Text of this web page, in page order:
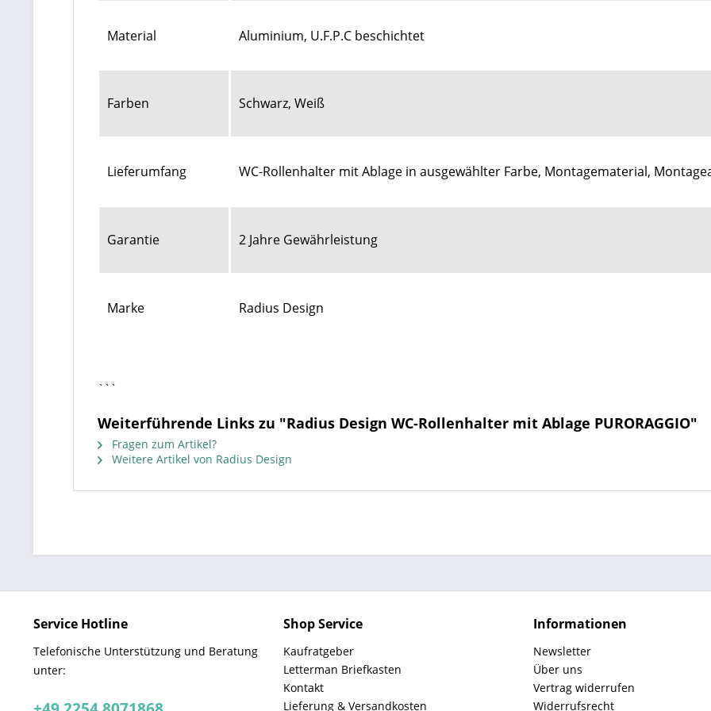
Material Aluminium, U.F.P.C beschichtet
Farben Schwarz, Weiß
Lieferumfang WC-Rollenhalter mit Ablage in ausgewählter Farbe, Montagematerial,
Garantie 2 Jahre Gewährleistung
Marke Radius Design
```
Weiterführende Links zu "Radius Design WC-Rollenhalter mit Ablage PURORAGGIO"
Fragen zum Artikel?
Weitere Artikel von Radius Design
Service Hotline
Telefonische Unterstützung und Beratung
unter:
Shop Service
Kaufratgeber
Letterman Briefkasten
Kontakt
Lieferung & Versandkosten
Informationen
Newsletter
Über uns
Vertrag widerrufen
Widerrufsrecht